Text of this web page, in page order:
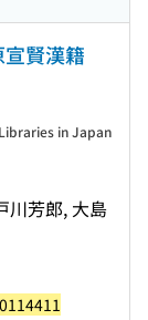
賢漢籍
川芳郎, 大島
in Japan